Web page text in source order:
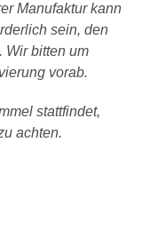
Manufaktur kann
sein, den
Wir bitten um
vorab.
stattfindet,
achten.